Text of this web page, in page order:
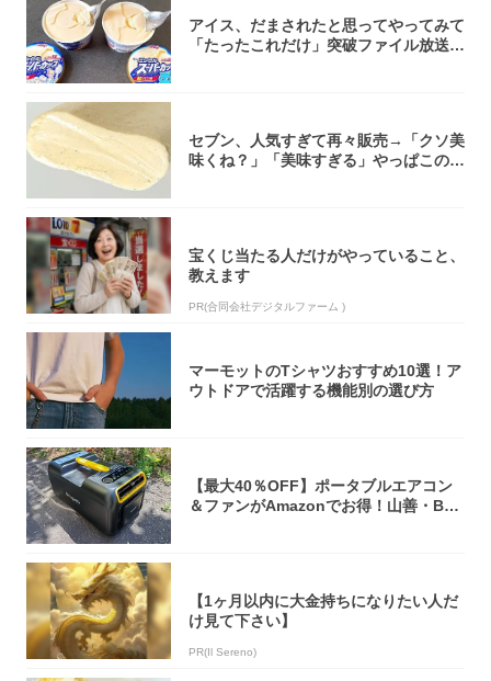
アイス、だまされたと思ってやってみて
「たったこれだけ」突破ファイル放送で
セブン、人気すぎて再々販売→「クソ美
味くね？」「美味すぎる」やっぱこのク
宝くじ当たる人だけがやっていること、
教えます
PR(合同会社デジタルファーム )
マーモットのTシャツおすすめ10選！ア
ウトドアで活躍する機能別の選び方
【最大40％OFF】ポータブルエアコン
＆ファンがAmazonでお得！山善・Bo
【1ヶ月以内に大金持ちになりたい人だ
け見て下さい】
PR(Il Sereno)